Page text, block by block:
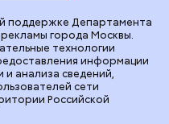
поддержке Департамента
города Москвы.
технологии
информации
и анализа сведений,
сети
Российской